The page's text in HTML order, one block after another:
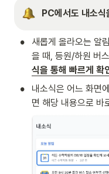
PC에서도 내소식
•
새롭게 올라오는 알
을 때, 등원/하원 버
식을 통해 빠르게 확
•
내소식은 어느 화면
면 해당 내용으로 바